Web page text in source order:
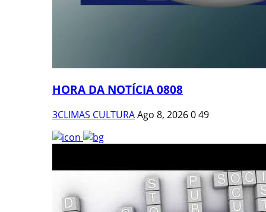
HORA DA NOTÍCIA 0808
3CLIMAS CULTURAAgo 8, 2026049